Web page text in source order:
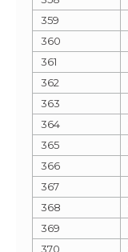
359
360
361
362
363
364
365
366
367
368
369
370